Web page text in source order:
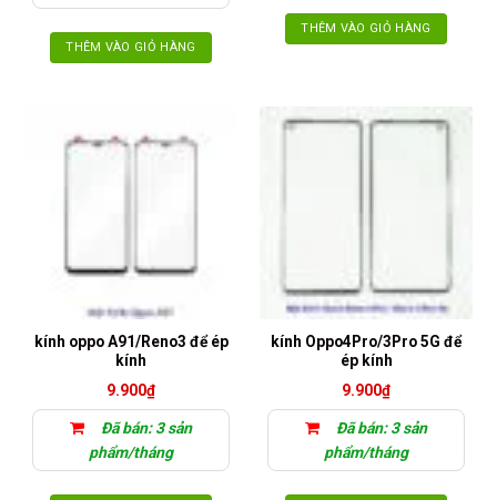
THÊM VÀO GIỎ HÀNG
THÊM VÀO GIỎ HÀNG
kính oppo A91/Reno3 để ép
kính
9.900₫
Đã bán: 3 sản
phẩm/tháng
kính Oppo4Pro/3Pro 5G để
ép kính
9.900₫
Đã bán: 3 sản
phẩm/tháng